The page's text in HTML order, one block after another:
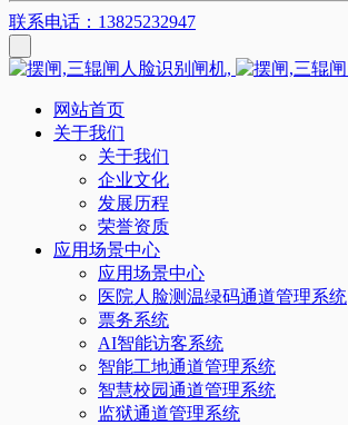
联系电话：13825232947
网站首页
关于我们
关于我们
企业文化
发展历程
荣誉资质
应用场景中心
应用场景中心
医院人脸测温绿码通道管理系统
票务系统
AI智能访客系统
智能工地通道管理系统
智慧校园通道管理系统
监狱通道管理系统